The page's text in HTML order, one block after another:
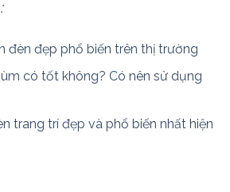
đèn đẹp phổ biến trên thị trường
có tốt không? Có nên sử dụng
trang trí đẹp và phổ biến nhất hiện